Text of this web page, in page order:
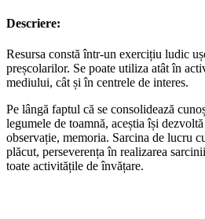
Descriere:
Resursa constă într-un exercițiu ludic
preșcolarilor. Se poate utiliza atât în
mediului, cât și în centrele de interes.
Pe lângă faptul că se consolidează
legumele de toamnă, aceștia își
observație, memoria. Sarcina de lucru
plăcut, perseverența în realizarea
toate activitățile de învățare.